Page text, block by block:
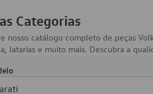
Categorias
nosso catálogo completo de peças
latarias e muito mais. Descubra a